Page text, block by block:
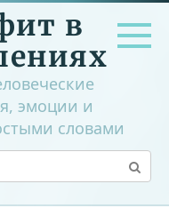
в
эмоции и
словами